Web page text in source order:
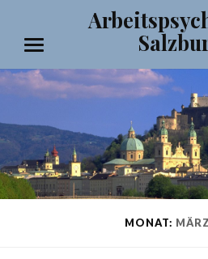
springenMENÜ
MONAT: